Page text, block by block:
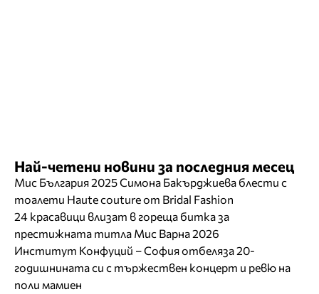
Най-четени новини за последния месец
Мис България 2025 Симона Бакърджиева блести с
тоалети Haute couture от Bridal Fashion
24 красавици влизат в гореща битка за
престижната титла Мис Варна 2026
Институт Конфуций – София отбеляза 20-
годишнината си с тържествен концерт и ревю на
поли мамиен